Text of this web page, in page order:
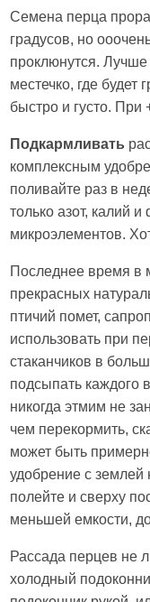
Семена перца
градусов, но
проклюнутся. Лучше
местечко, где будет
быстро и густо. При
Подкармливать
комплексным
поливайте раз в
только азот, калий
микроэлементов.
Последнее время в
прекрасных
птичий помет,
использовать при
стаканчиков в
подсыпать каждого
никогда этмим не
чем перекормить,
может быть
удобрение с землей
полейте и сверху
меньшей емкости,
Рассада перцев не
холодный